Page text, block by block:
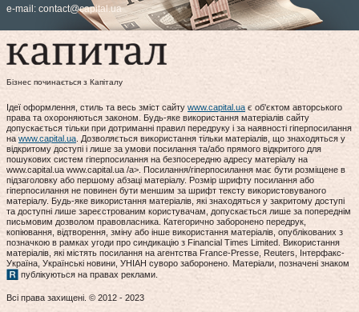
e-mail: contact@capital.ua
Бізнес починається з Капіталу
Ідеї оформлення, стиль та весь зміст сайту www.capital.ua є об'єктом авторського
права та охороняються законом. Будь-яке використання матеріалів сайту
допускається тільки при дотриманні правил передруку і за наявності гіперпосилання
на www.capital.ua. Дозволяється використання тільки матеріалів, що знаходяться у
відкритому доступі і лише за умови посилання та/або прямого відкритого для
пошукових систем гіперпосилання на безпосередню адресу матеріалу на
www.capital.ua www.capital.ua /a>. Посилання/гіперпосилання має бути розміщене в
підзаголовку або першому абзаці матеріалу. Розмір шрифту посилання або
гіперпосилання не повинен бути меншим за шрифт тексту використовуваного
матеріалу. Будь-яке використання матеріалів, які знаходяться у закритому доступі
та доступні лише зареєстрованим користувачам, допускається лише за попереднім
письмовим дозволом правовласника. Категорично заборонено передрук,
копіювання, відтворення, зміну або інше використання матеріалів, опублікованих з
позначкою в рамках угоди про синдикацію з Financial Times Limited. Використання
матеріалів, які містять посилання на агентства France-Presse, Reuters, Інтерфакс-
Україна, Українські новини, УНІАН суворо заборонено. Матеріали, позначені знаком
публікуються на правах реклами.
Всі права захищені. © 2012 - 2023